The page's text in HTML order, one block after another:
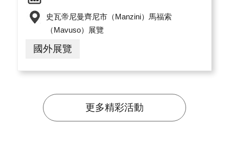
史瓦帝尼曼齊尼市（Manzini）馬福索
（Mavuso）展覽
國外展覽
更多精彩活動